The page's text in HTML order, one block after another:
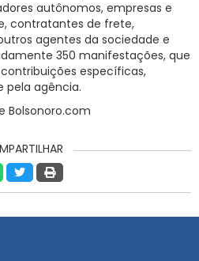
autônomos, empresas e
contratantes de frete,
agentes da sociedade e
350 manifestações, que
específicas,
pela agência.
Bolsonoro.com